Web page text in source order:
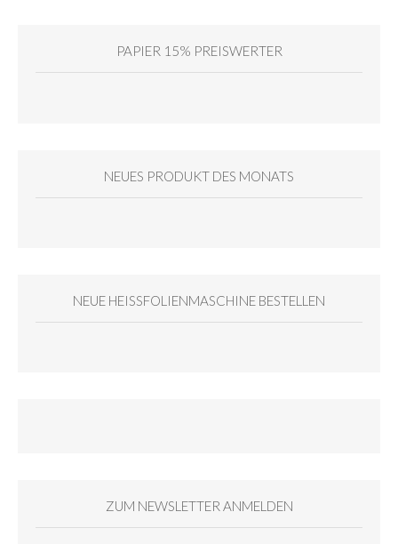
PAPIER 15% PREISWERTER
NEUES PRODUKT DES MONATS
NEUE HEISSFOLIENMASCHINE BESTELLEN
ZUM NEWSLETTER ANMELDEN